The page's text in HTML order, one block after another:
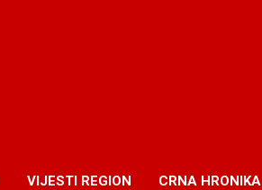
VIJESTI REGION CRNA HRONIKA